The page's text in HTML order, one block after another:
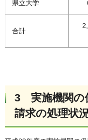
県立大学
合計
3 実施機関の
請求の処理状